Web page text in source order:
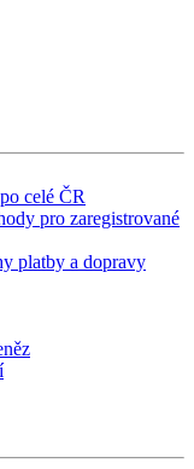
celé ČR
pro zaregistrované
platby a dopravy